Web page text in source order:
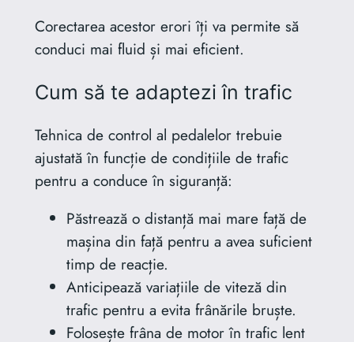
Corectarea acestor erori îți va permite să
conduci mai fluid și mai eficient.
Cum să te adaptezi în trafic
Tehnica de control al pedalelor trebuie
ajustată în funcție de condițiile de trafic
pentru a conduce în siguranță:
Păstrează o distanță mai mare față de
mașina din față pentru a avea suficient
timp de reacție.
Anticipează variațiile de viteză din
trafic pentru a evita frânările bruște.
Folosește frâna de motor în trafic lent